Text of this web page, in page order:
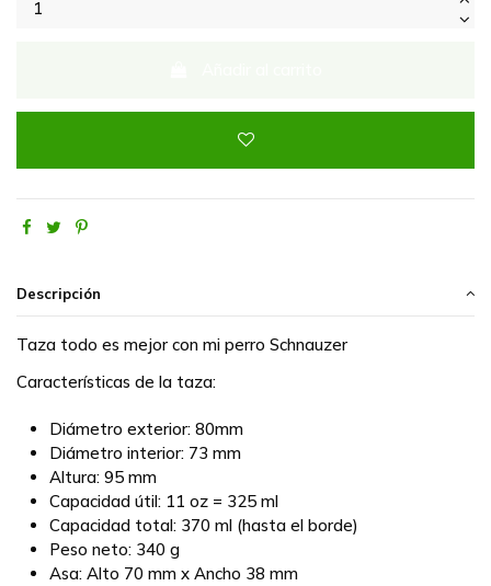
Descripción
Taza todo es mejor con mi perro Schnauzer
Características de la taza:
Diámetro exterior: 80mm
Diámetro interior: 73 mm
Altura: 95 mm
Capacidad útil: 11 oz = 325 ml
Capacidad total: 370 ml (hasta el borde)
Peso neto: 340 g
Asa: Alto 70 mm x Ancho 38 mm